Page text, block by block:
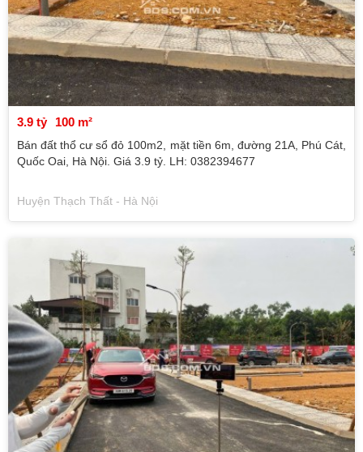
3.9 tỷ 100 m²
Bán đất thổ cư sổ đỏ 100m2, mặt tiền 6m, đường 21A, Phú Cát,
Quốc Oai, Hà Nội. Giá 3.9 tỷ. LH: 0382394677
Huyện Thạch Thất - Hà Nội